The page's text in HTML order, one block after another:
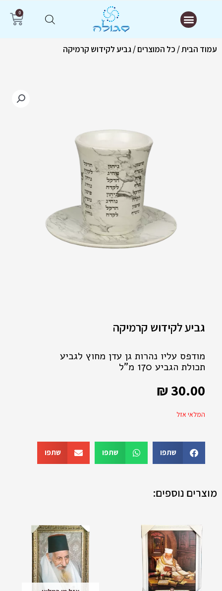
תפריט 0
עמוד הבית/ כל המוצרים/ גביע לקידוש קרמיקה
גביע לקידוש קרמיקה
מודפס עליו נהרות גן עדן מחוץ לגביע
תכולת הגביע 170 מ"ל
30.00
₪
המלאי אזל
שתפו שתפו שתפו
מוצרים נוספים: